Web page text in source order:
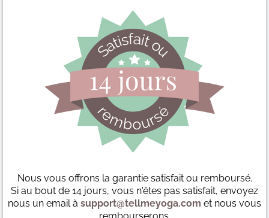
Nous vous offrons la garantie satisfait ou remboursé.
Si au bout de 14 jours, vous n'êtes pas satisfait, envoyez
nous un email à support@tellmeyoga.com et nous vous